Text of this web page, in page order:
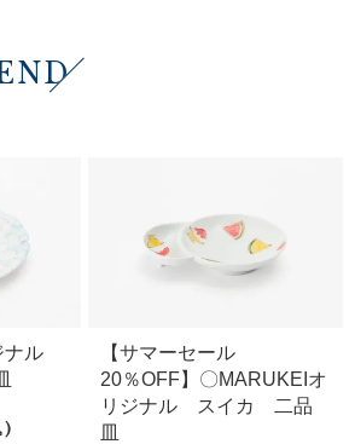
ナル
)
【サマーセール
20％OFF】〇MARUKEIオ
リジナル スイカ 二品
皿